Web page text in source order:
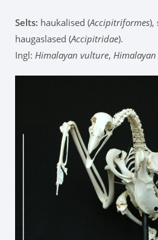
Selts: haukalised (Accipitriformes),
haugaslased (Accipitridae).
Ingl: Himalayan vulture,